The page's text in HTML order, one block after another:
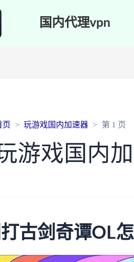
国内代理vpn
页 玩游戏国内加速器 第 1 页
游戏国内
古剑奇谭OL